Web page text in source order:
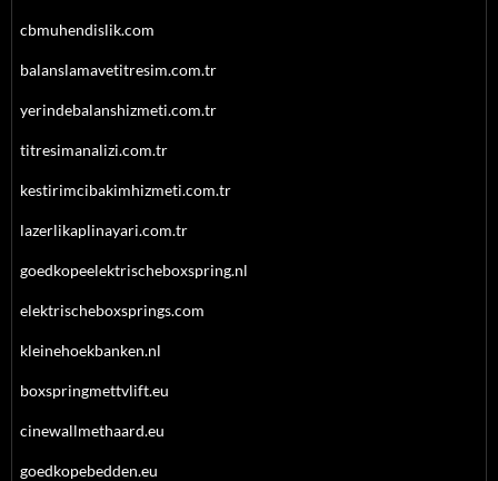
cbmuhendislik.com
balanslamavetitresim.com.tr
yerindebalanshizmeti.com.tr
titresimanalizi.com.tr
kestirimcibakimhizmeti.com.tr
lazerlikaplinayari.com.tr
goedkopeelektrischeboxspring.nl
elektrischeboxsprings.com
kleinehoekbanken.nl
boxspringmettvlift.eu
cinewallmethaard.eu
goedkopebedden.eu